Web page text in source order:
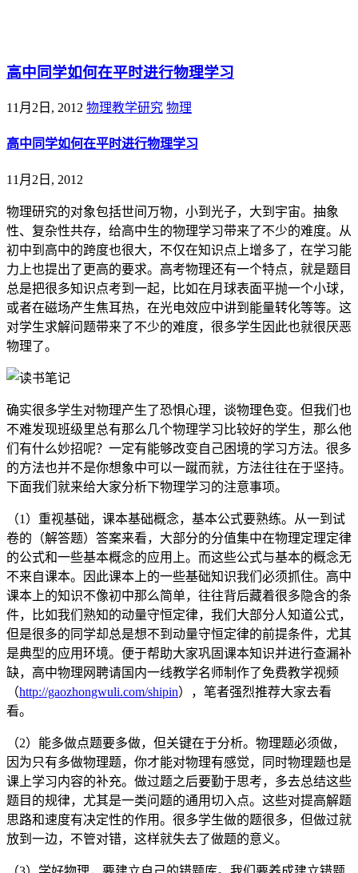
高中同学如何在平时进行物理学习
11月2日, 2012 物理教学研究 物理
高中同学如何在平时进行物理学习
11月2日, 2012
物理研究的对象包括世间万物，小到光子，大到宇宙。抽象
性、复杂性共存，给高中生的物理学习带来了不少的难度。从
初中到高中的跨度也很大，不仅在知识点上增多了，在学习能
力上也提出了更高的要求。高考物理还有一个特点，就是题目
总是把很多知识点考到一起，比如在月球表面平抛一个小球，
或者在磁场产生焦耳热，在光电效应中讲到能量转化等等。这
对学生求解问题带来了不少的难度，很多学生因此也就很厌恶
物理了。
确实很多学生对物理产生了恐惧心理，谈物理色变。但我们也
不难发现班级里总有那么几个物理学习比较好的学生，那么他
们有什么妙招呢？一定有能够改变自己困境的学习方法。很多
的方法也并不是你想象中可以一蹴而就，方法往往在于坚持。
下面我们就来给大家分析下物理学习的注意事项。
（1）重视基础，课本基础概念，基本公式要熟练。从一到试
卷的（解答题）答案来看，大部分的分值集中在物理定理定律
的公式和一些基本概念的应用上。而这些公式与基本的概念无
不来自课本。因此课本上的一些基础知识我们必须抓住。高中
课本上的知识不像初中那么简单，往往背后藏着很多隐含的条
件，比如我们熟知的动量守恒定律，我们大部分人知道公式，
但是很多的同学却总是想不到动量守恒定律的前提条件，尤其
是典型的应用环境。便于帮助大家巩固课本知识并进行查漏补
缺，高中物理网聘请国内一线教学名师制作了免费教学视频
（http://gaozhongwuli.com/shipin），笔者强烈推荐大家去看
看。
（2）能多做点题要多做，但关键在于分析。物理题必须做，
因为只有多做物理题，你才能对物理有感觉，同时物理题也是
课上学习内容的补充。做过题之后要勤于思考，多去总结这些
题目的规律，尤其是一类问题的通用切入点。这些对提高解题
思路和速度有决定性的作用。很多学生做的题很多，但做过就
放到一边，不管对错，这样就失去了做题的意义。